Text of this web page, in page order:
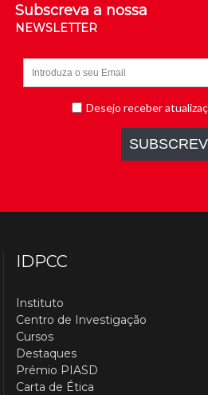
Subscreva a nossa
NEWSLETTER
IDPCC
Instituto
Centro de Investigação
Cursos
Destaques
Prémio PIASD
Carta de Ética